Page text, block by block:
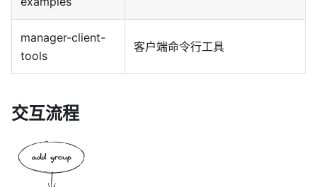
manager-client-
tools
客户端命令行工具
交互流程